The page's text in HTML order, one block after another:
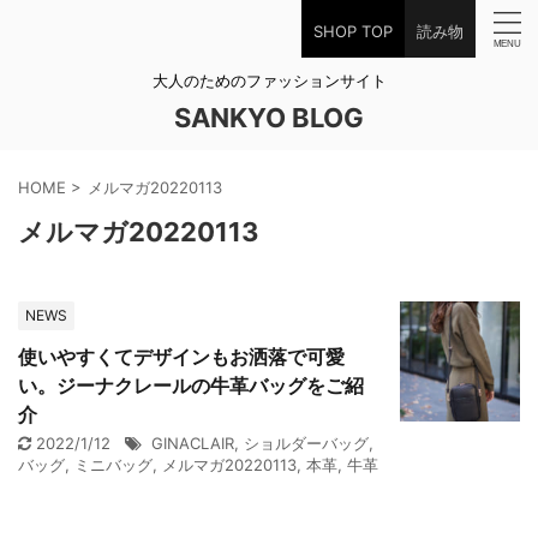
SHOP TOP 読み物
大人のためのファッションサイト
SANKYO BLOG
HOME > メルマガ20220113
メルマガ20220113
NEWS
使いやすくてデザインもお洒落で可愛
い。ジーナクレールの牛革バッグをご紹
介
2022/1/12 GINACLAIR, ショルダーバッグ,
バッグ, ミニバッグ, メルマガ20220113, 本革, 牛革